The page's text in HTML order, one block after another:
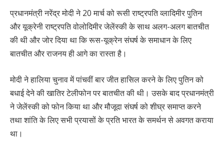
प्रधानमंत्री नरेंद्र मोदी ने 20 मार्च को रूसी राष्ट्रपति व्लादिमीर पुतिन
और यूक्रेनी राष्ट्रपति वोलोदिमीर जेलेंस्की के साथ अलग-अलग बातचीत
की थी और जोर दिया था कि रूस-यूक्रेन संघर्ष के समाधान के लिए
बातचीत और राजनय ही आगे का रास्ता है।
मोदी ने हालिया चुनाव में पांचवीं बार जीत हासिल करने के लिए पुतिन को
बधाई देने की खातिर टेलीफोन पर बातचीत की थी। उसके बाद प्रधानमंत्री
ने जेलेंस्की को फोन किया था और मौजूदा संघर्ष को शीघ्र समाप्त करने
तथा शांति के लिए सभी प्रयासों के प्रति भारत के समर्थन से अवगत कराया
था।